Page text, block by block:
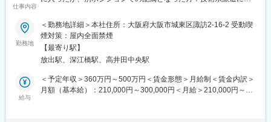
生産管理部：14名
L生産管理係：8名（事務職2名：女性）
L海外購買係：3名
優しい方が多く、和気あいあいとした雰囲気です。
■当社の特徴：
作業工具のドライバーは国内シェア約60％を誇る、創業100年超
仕事内容
◆商品開発から携われる/月残業0～20時間/創業100年老舗メーカ
ー/国内60％のトップシェア/ドライバーといえば「VESSEL(ベッ
セル)と認知が高い当社の商材。
■職務内容：
国内ドライバー市場60%以上のシェアを取っている当社にて、設
計業務をお任せいたします。具体的には、3DのCADを使用した設
計業務(最初は図面の出図作業／簡単な図面修正作業などからスタ
勤務地
＜勤務地詳細＞本社住所：大阪府大阪市城東区諏訪2-16-2 受動喫
煙対策：屋内全面禁煙
【最寄り駅】
放出駅、深江橋駅、高井田中央駅
給与
＜予定年収＞360万円～500万円＜賃金形態＞月給制＜賃金内訳＞
月額（基本給）：210,000円～300,000円＜月給＞210,000円～